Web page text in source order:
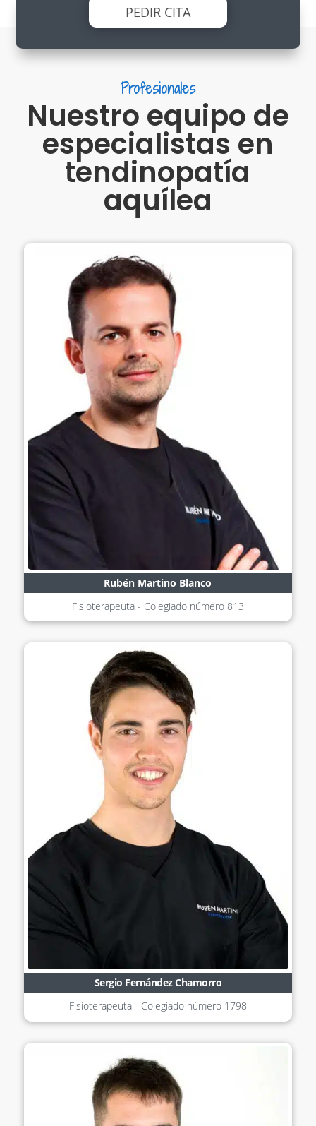
PEDIR CITA
Profesionales
Nuestro equipo de
especialistas en
tendinopatía
aquílea
Rubén Martino Blanco
Fisioterapeuta - Colegiado número 813
Sergio Fernández Chamorro
Fisioterapeuta - Colegiado número 1798